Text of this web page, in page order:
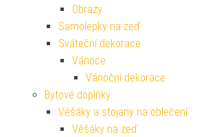
Obrazy
Samolepky na zeď
Sváteční dekorace
Vánoce
Vánoční dekorace
Bytové doplňky
Věšáky a stojany na oblečení
Věšáky na zeď